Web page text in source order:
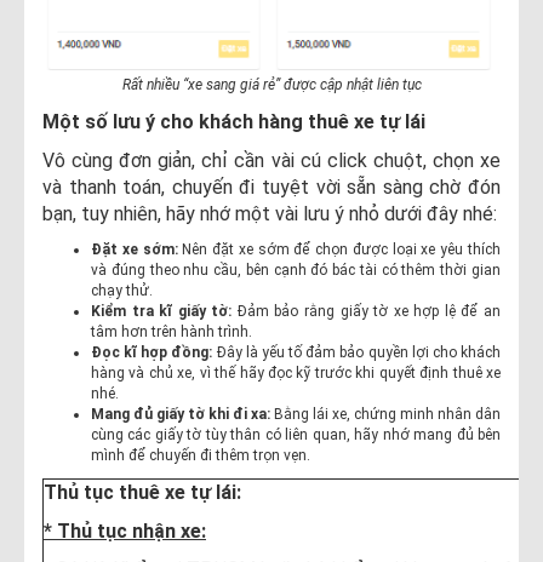
Rất nhiều “xe sang giá rẻ” được cập nhật liên tục
Một số lưu ý cho khách hàng thuê xe tự lái
Vô cùng đơn giản, chỉ cần vài cú click chuột, chọn xe
và thanh toán, chuyến đi tuyệt vời sẵn sàng chờ đón
bạn, tuy nhiên, hãy nhớ một vài lưu ý nhỏ dưới đây nhé:
Đặt xe sớm:Nên đặt xe sớm để chọn được loại xe yêu thích
và đúng theo nhu cầu, bên cạnh đó bác tài có thêm thời gian
chạy thử.
Kiểm tra kĩ giấy tờ: Đảm bảo rằng giấy tờ xe hợp lệ để an
tâm hơn trên hành trình.
Đọc kĩ hợp đồng: Đây là yếu tố đảm bảo quyền lợi cho khách
hàng và chủ xe, vì thế hãy đọc kỹ trước khi quyết định thuê xe
nhé.
Mang đủ giấy tờ khi đi xa: Bằng lái xe, chứng minh nhân dân
cùng các giấy tờ tùy thân có liên quan, hãy nhớ mang đủ bên
mình để chuyến đi thêm trọn vẹn.
Thủ tục thuê xe tự lái:
* Thủ tục nhận xe: